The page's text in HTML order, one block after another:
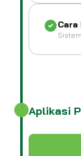
Cara
Aplikasi